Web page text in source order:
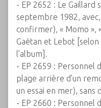
- EP 2652 : Le Gaillard
septembre 1982,
confirmer), « Momo »,
Gaëtan et Lebot
l’album].
- EP 2659 : Personnel
plage arrière d’un
un essai en mer), sans
- EP 2660 : Personnel